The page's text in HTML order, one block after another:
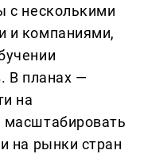
с несколькими
и компаниями,
В планах —
на
на рынки стран